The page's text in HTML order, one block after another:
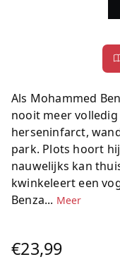
Als Mohammed
nooit meer volledig
herseninfarct,
park. Plots hoort
nauwelijks kan
kwinkeleert een
Benza... Meer
€23,99